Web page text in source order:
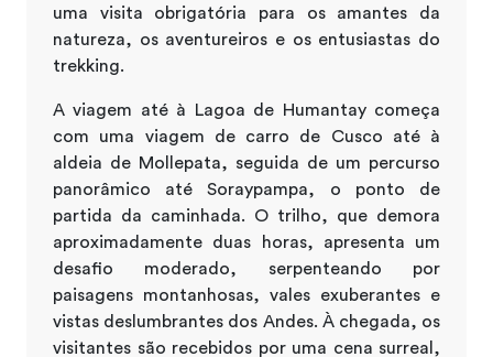
uma visita obrigatória para os amantes da
natureza, os aventureiros e os entusiastas do
trekking.
A viagem até à Lagoa de Humantay começa
com uma viagem de carro de Cusco até à
aldeia de Mollepata, seguida de um percurso
panorâmico até Soraypampa, o ponto de
partida da caminhada. O trilho, que demora
aproximadamente duas horas, apresenta um
desafio moderado, serpenteando por
paisagens montanhosas, vales exuberantes e
vistas deslumbrantes dos Andes. À chegada, os
visitantes são recebidos por uma cena surreal,